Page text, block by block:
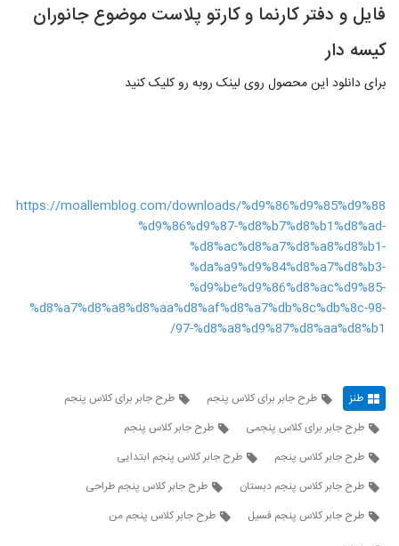
فایل و دفتر کارنما و کارتو پلاست موضوع جانوران
کیسه دار
برای دانلود این محصول روی لینک روبه رو کلیک کنید
https://moallemblog.com/downloads/%d9%86%d9%85%d9%88
%d9%86%d9%87-%d8%b7%d8%b1%d8%ad-
%d8%ac%d8%a7%d8%a8%d8%b1-
%da%a9%d9%84%d8%a7%d8%b3-
%d9%be%d9%86%d8%ac%d9%85-
%d8%a7%d8%a8%d8%aa%d8%af%d8%a7%db%8c%db%8c-98-
97-%d8%a8%d9%87%d8%aa%d8%b1/
طنز طرح جابر برای کلاس پنجم
طرح جابر برای کلاس پنجم
طرح جابر برای کلاس پنجمی
طرح جابر كلاس پنجم
طرح جابر کلاس پنجم
طرح جابر کلاس پنجم ابتدایی
طرح جابر کلاس پنجم دبستان
طرح جابر کلاس پنجم طراحی
طرح جابر کلاس پنجم فسیل
طرح جابر کلاس پنجم من